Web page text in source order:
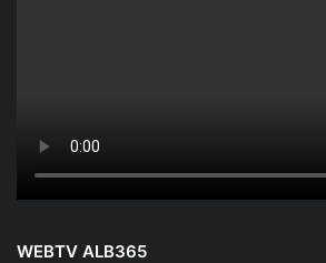
WEBTV ALB365